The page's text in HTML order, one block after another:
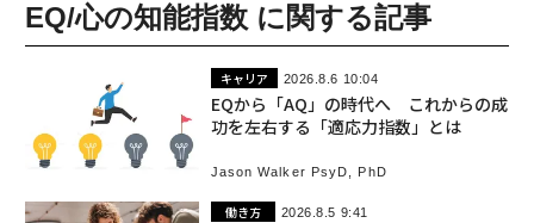
EQ/心の知能指数 に関する記事
キャリア 2026.8.6 10:04
EQから「AQ」の時代へ これからの成
功を左右する「適応力指数」とは
Jason Walker PsyD, PhD
働き方 2026.8.5 9:41